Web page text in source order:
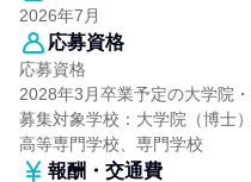
2026年7月
応募資格
応募資格
2028年3月卒業予定の大学院
募集対象学校：大学院（博士
高等専門学校、専門学校
報酬・交通費